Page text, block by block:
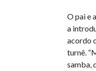
O pai e
a
acordo
turnê.
samba,